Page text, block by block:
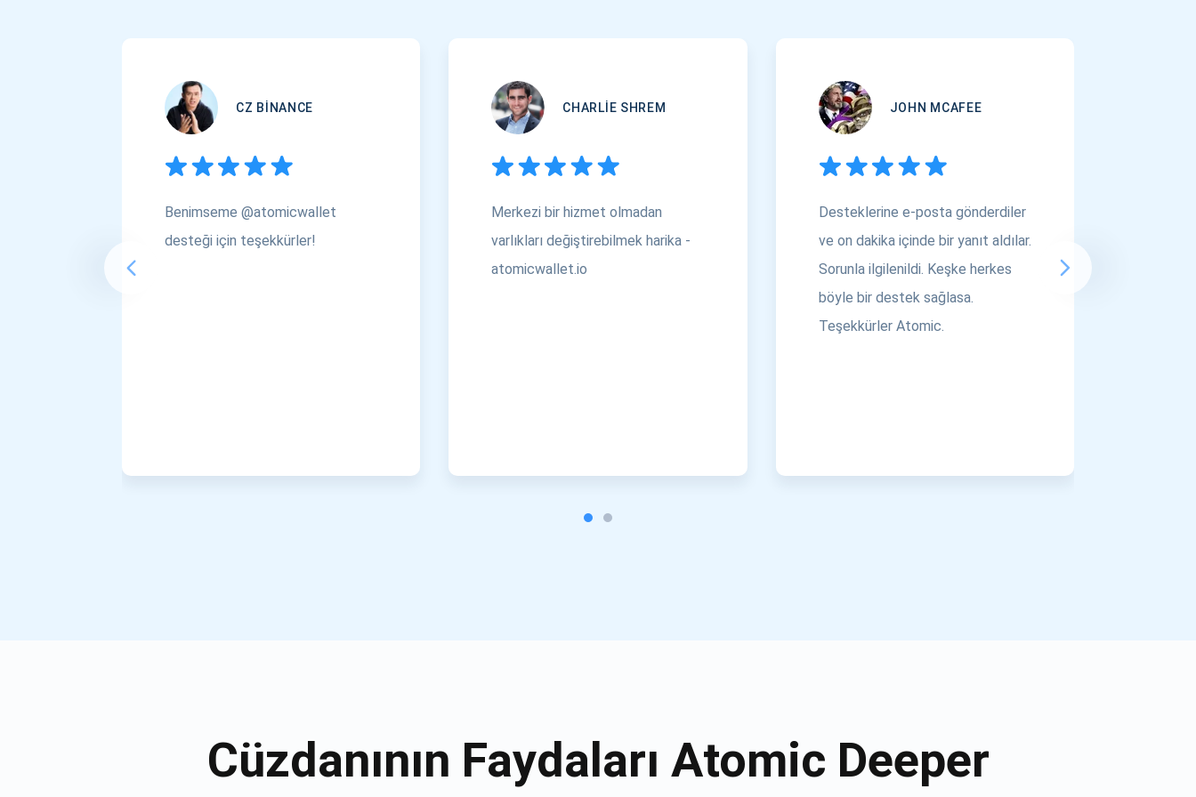
CZ BINANCE
Benimseme @atomicwallet
desteği için teşekkürler!
CHARLIE SHREM
Merkezi bir hizmet olmadan
varlıkları değiştirebilmek harika -
atomicwallet.io
JOHN MCAFEE
Desteklerine e-posta gönderdiler
ve on dakika içinde bir yanıt aldılar.
Sorunla ilgilenildi. Keşke herkes
böyle bir destek sağlasa.
Teşekkürler Atomic.
Cüzdanının Faydaları Atomic Deeper